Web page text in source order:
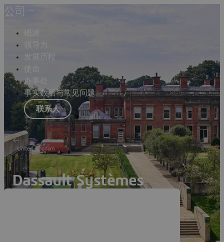
公司
发展历程
办事处
事实数据与常见问题
联系人
United kingdom
Dassault Systèmes